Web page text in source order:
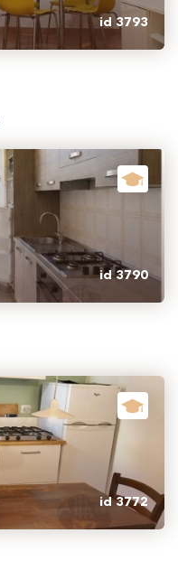
id 3793
id 3790
id 3772